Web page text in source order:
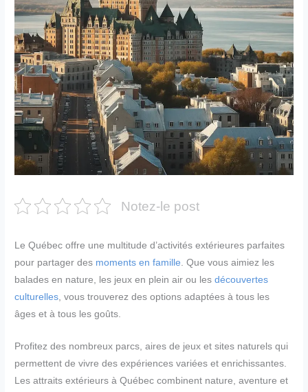
Notez-le post
Le Québec offre une multitude d’activités extérieures parfaites
pour partager des moments en famille. Que vous aimiez les
balades en nature, les jeux en plein air ou lesdécouvertes
culturelles, vous trouverez des options adaptées à tous les
âges et à tous les goûts.
Profitez des nombreux parcs, aires de jeux et sites naturels qui
permettent de vivre des expériences variées et enrichissantes.
Les attraits extérieurs à Québec combinent nature, aventure et